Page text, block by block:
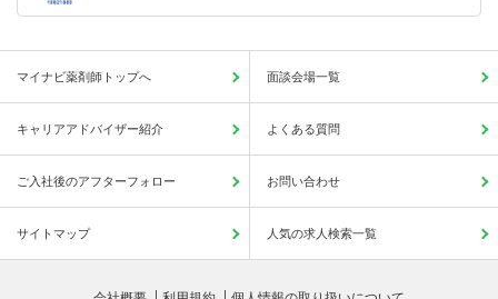
マイナビ薬剤師トップへ 面談会場一覧
キャリアアドバイザー紹介 よくある質問
ご入社後のアフターフォロー お問い合わせ
サイトマップ 人気の求人検索一覧